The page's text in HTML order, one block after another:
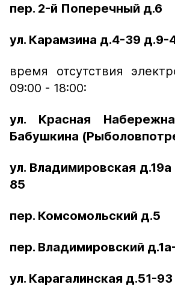
пер. 2-й Поперечный д.6
ул. Карамзина д.4-39 д.9-
время отсутствия
09:00 - 18:00:
ул. Красная
Бабушкина
ул. Владимировская
85
пер. Комсомольский д.5
пер. Владимировский
ул. Карагалинская д.51-